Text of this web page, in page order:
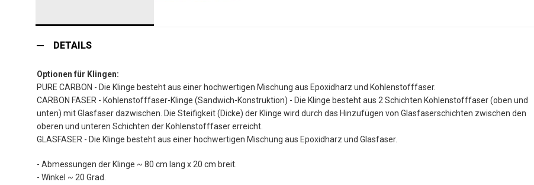
Anfang
springen
DETAILS
Optionen für Klingen:
PURE CARBON - Die Klinge besteht aus einer hochwertigen Mischung aus Epoxidharz und Kohlenstofffaser.
CARBON FASER - Kohlenstofffaser-Klinge (Sandwich-Konstruktion) - Die Klinge besteht aus 2 Schichten Kohlenstofffaser (oben und
unten) mit Glasfaser dazwischen. Die Steifigkeit (Dicke) der Klinge wird durch das Hinzufügen von Glasfaserschichten zwischen den
oberen und unteren Schichten der Kohlenstofffaser erreicht.
GLASFASER - Die Klinge besteht aus einer hochwertigen Mischung aus Epoxidharz und Glasfaser.
- Abmessungen der Klinge ~ 80 cm lang x 20 cm breit.
- Winkel ~ 20 Grad.